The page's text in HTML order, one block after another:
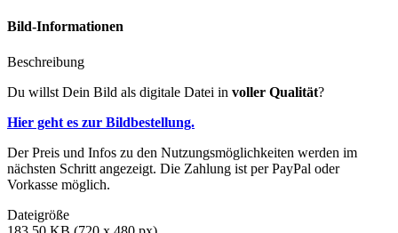
Bild-Informationen
Beschreibung
Du willst Dein Bild als digitale Datei in voller Qualität?
Hier geht es zur Bildbestellung.
Der Preis und Infos zu den Nutzungsmöglichkeiten werden im
nächsten Schritt angezeigt. Die Zahlung ist per PayPal oder
Vorkasse möglich.
Dateigröße